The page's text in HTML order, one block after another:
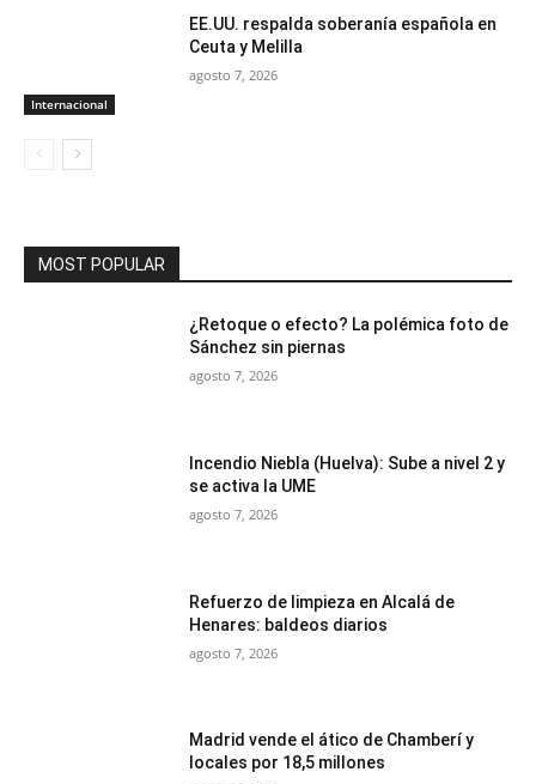
Internacional
EE.UU. respalda soberanía española en
Ceuta y Melilla
agosto 7, 2026
MOST POPULAR
¿Retoque o efecto? La polémica foto de
Sánchez sin piernas
agosto 7, 2026
Incendio Niebla (Huelva): Sube a nivel 2 y
se activa la UME
agosto 7, 2026
Refuerzo de limpieza en Alcalá de
Henares: baldeos diarios
agosto 7, 2026
Madrid vende el ático de Chamberí y
locales por 18,5 millones